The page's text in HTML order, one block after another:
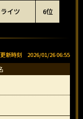
ライツ 6位
2026/01/26 06:55